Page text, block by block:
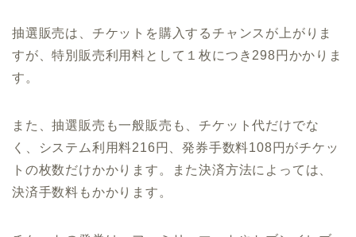
抽選販売は、チケットを購入するチャンスが上がりま
すが、特別販売利用料として１枚につき298円かかりま
す。
また、抽選販売も一般販売も、チケット代だけでな
く、システム利用料216円、発券手数料108円がチケッ
トの枚数だけかかります。また決済方法によっては、
決済手数料もかかります。